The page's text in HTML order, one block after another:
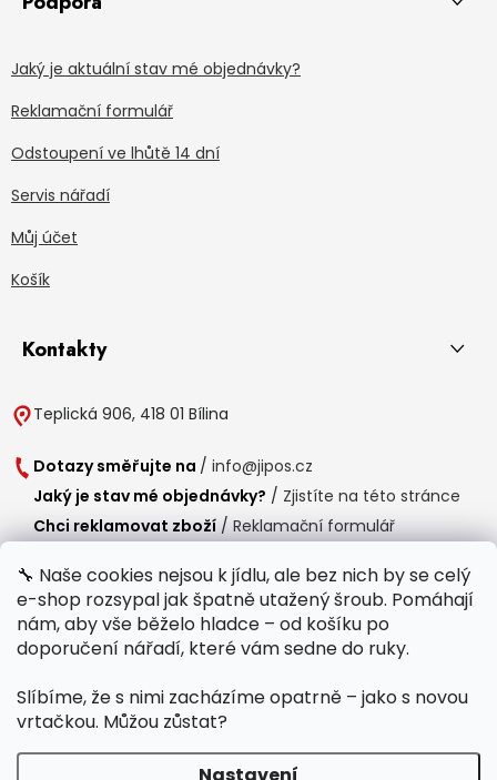
🔧 Naše cookies nejsou k jídlu, ale bez nich by se celý
e-shop rozsypal jak špatně utažený šroub. Pomáhají
nám, aby vše běželo hladce – od košíku po
doporučení nářadí, které vám sedne do ruky.
Slíbíme, že s nimi zacházíme opatrně – jako s novou
vrtačkou. Můžou zůstat?
Jaký je aktuální stav mé objednávky?
Reklamační formulář
Odstoupení ve lhůtě 14 dní
Servis nářadí
Můj účet
Košík
Kontakty
Teplická 906, 418 01 Bílina
Dotazy směřujte na / info@jipos.cz
Jaký je stav mé objednávky? / Zjistíte na této stránce
Chci reklamovat zboží / Reklamační formulář
Provozní doba
Po-Čt / 8:00 - 15:00
Polední přestávka /11:00 - 11:30